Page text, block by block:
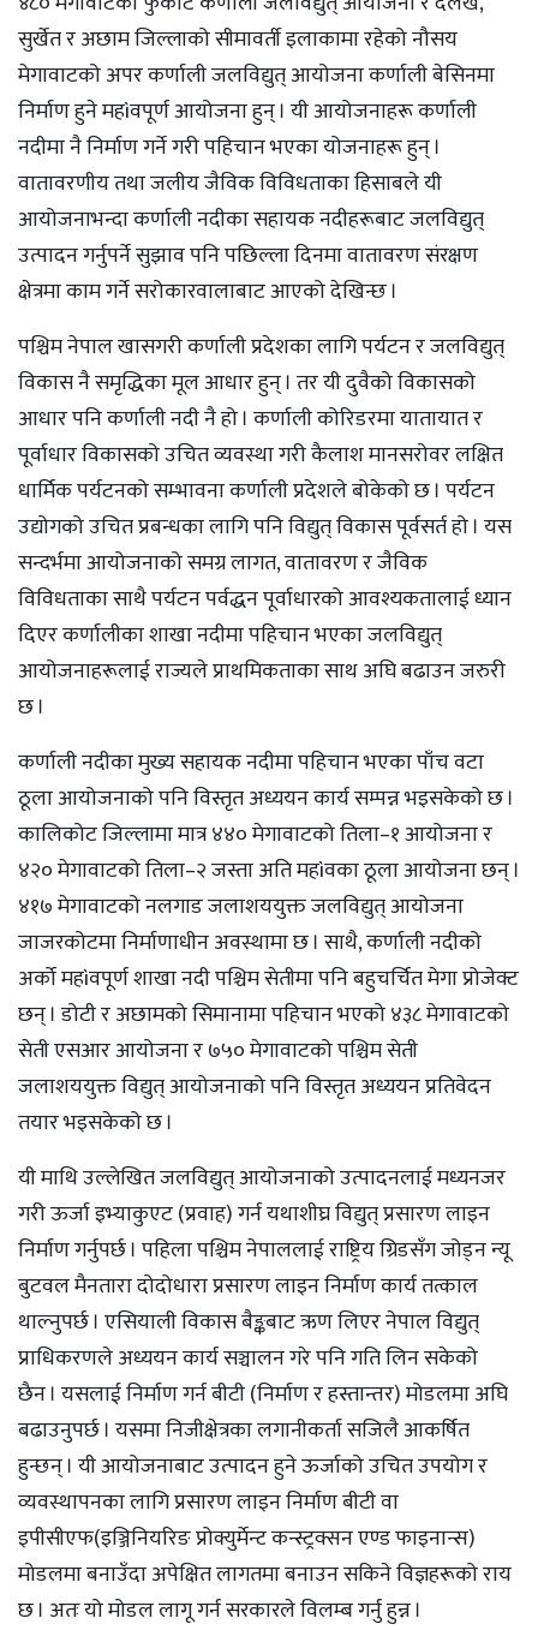
सुर्खेत र अछाम जिल्लाको सीमावर्ती इलाकामा रहेको नौसय
मेगावाटको अपर कर्णाली जलविद्युत् आयोजना कर्णाली बेसिनमा
निर्माण हुने महìवपूर्ण आयोजना हुन् । यी आयोजनाहरू कर्णाली
नदीमा नै निर्माण गर्ने गरी पहिचान भएका योजनाहरू हुन् ।
वातावरणीय तथा जलीय जैविक विविधताका हिसाबले यी
आयोजनाभन्दा कर्णाली नदीका सहायक नदीहरूबाट जलविद्युत्
उत्पादन गर्नुपर्ने सुझाव पनि पछिल्ला दिनमा वातावरण संरक्षण
क्षेत्रमा काम गर्ने सरोकारवालाबाट आएको देखिन्छ ।
पश्चिम नेपाल खासगरी कर्णाली प्रदेशका लागि पर्यटन र जलविद्युत्
विकास नै समृद्धिका मूल आधार हुन् । तर यी दुवैको विकासको
आधार पनि कर्णाली नदी नै हो । कर्णाली कोरिडरमा यातायात र
पूर्वाधार विकासको उचित व्यवस्था गरी कैलाश मानसरोवर लक्षित
धार्मिक पर्यटनको सम्भावना कर्णाली प्रदेशले बोकेको छ । पर्यटन
उद्योगको उचित प्रबन्धका लागि पनि विद्युत् विकास पूर्वसर्त हो । यस
सन्दर्भमा आयोजनाको समग्र लागत, वातावरण र जैविक
विविधताका साथै पर्यटन पर्वद्धन पूर्वाधारको आवश्यकतालाई ध्यान
दिएर कर्णालीका शाखा नदीमा पहिचान भएका जलविद्युत्
आयोजनाहरूलाई राज्यले प्राथमिकताका साथ अघि बढाउन जरुरी
छ ।
कर्णाली नदीका मुख्य सहायक नदीमा पहिचान भएका पाँच वटा
ठूला आयोजनाको पनि विस्तृत अध्ययन कार्य सम्पन्न भइसकेको छ ।
कालिकोट जिल्लामा मात्र ४४० मेगावाटको तिला–१ आयोजना र
४२० मेगावाटको तिला–२ जस्ता अति महìवका ठूला आयोजना छन् ।
४१७ मेगावाटको नलगाड जलाशययुक्त जलविद्युत् आयोजना
जाजरकोटमा निर्माणाधीन अवस्थामा छ । साथै, कर्णाली नदीको
अर्को महìवपूर्ण शाखा नदी पश्चिम सेतीमा पनि बहुचर्चित मेगा प्रोजेक्ट
छन् । डोटी र अछामको सिमानामा पहिचान भएको ४३८ मेगावाटको
सेती एसआर आयोजना र ७५० मेगावाटको पश्चिम सेती
जलाशययुक्त विद्युत् आयोजनाको पनि विस्तृत अध्ययन प्रतिवेदन
तयार भइसकेको छ ।
यी माथि उल्लेखित जलविद्युत् आयोजनाको उत्पादनलाई मध्यनजर
गरी ऊर्जा इभ्याकुएट (प्रवाह) गर्न यथाशीघ्र विद्युत् प्रसारण लाइन
निर्माण गर्नुपर्छ । पहिला पश्चिम नेपाललाई राष्ट्रिय ग्रिडसँग जोड्न न्यू
बुटवल मैनतारा दोदोधारा प्रसारण लाइन निर्माण कार्य तत्काल
थाल्नुपर्छ । एसियाली विकास बैङ्कबाट ऋण लिएर नेपाल विद्युत्
प्राधिकरणले अध्ययन कार्य सञ्चालन गरे पनि गति लिन सकेको
छैन । यसलाई निर्माण गर्न बीटी (निर्माण र हस्तान्तर) मोडलमा अघि
बढाउनुपर्छ । यसमा निजीक्षेत्रका लगानीकर्ता सजिलै आकर्षित
हुन्छन् । यी आयोजनाबाट उत्पादन हुने ऊर्जाको उचित उपयोग र
व्यवस्थापनका लागि प्रसारण लाइन निर्माण बीटी वा
इपीसीएफ(इञ्जिनियरिङ प्रोक्युर्मेन्ट कन्स्ट्रक्सन एण्ड फाइनान्स)
मोडलमा बनाउँदा अपेक्षित लागतमा बनाउन सकिने विज्ञहरूको राय
छ । अतः यो मोडल लागू गर्न सरकारले विलम्ब गर्नु हुन्न ।